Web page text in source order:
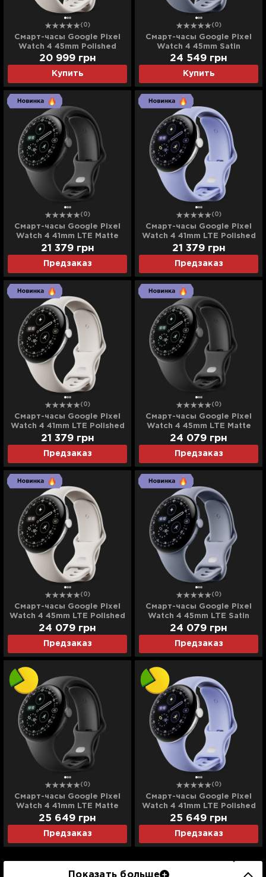
(0)
Смарт-часы Google Pixel
Watch 4 45mm Polished
Silver Aluminum Case /
Porcelain Active Band
(Ultra)
Купить
20 999 грн
(0)
Смарт-часы Google Pixel
Watch 4 45mm Satin
Moonstone Aluminum Case /
Moonstone Active Band
(Ultra)
Купить
24 549 грн
(0)
Смарт-часы Google Pixel
Watch 4 41mm LTE Matte
Black Aluminum Case /
Obsidian Active Band
Предзаказ
21 379 грн
(0)
Смарт-часы Google Pixel
Watch 4 41mm LTE Polished
Silver Aluminum Case / Iris
Active Band
Предзаказ
21 379 грн
(0)
Смарт-часы Google Pixel
Watch 4 41mm LTE Polished
Silver Aluminum Case /
Porcelain Active Band
Предзаказ
21 379 грн
(0)
Смарт-часы Google Pixel
Watch 4 45mm LTE Matte
Black Aluminum Case /
Obsidian Active Band
Предзаказ
24 079 грн
(0)
Смарт-часы Google Pixel
Watch 4 45mm LTE Polished
Silver Aluminum Case /
Porcelain Active Band
Предзаказ
24 079 грн
(0)
Смарт-часы Google Pixel
Watch 4 45mm LTE Satin
Moonstone Aluminum Case /
Moonstone Active Band
Предзаказ
24 079 грн
(0)
Смарт-часы Google Pixel
Watch 4 41mm LTE Matte
Black Aluminum Case /
Obsidian Active Band
(Ultra)
Предзаказ
25 649 грн
(0)
Смарт-часы Google Pixel
Watch 4 41mm LTE Polished
Silver Aluminum Case / Iris
Active Band (Ultra)
Предзаказ
25 649 грн
Показать больше